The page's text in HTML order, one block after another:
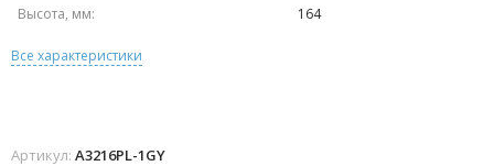
Высота, мм:
164
Все характеристики
Артикул: A3216PL-1GY